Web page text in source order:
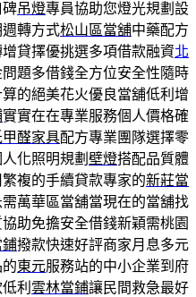
碑吊燈專員協助您燈光規劃設
轉方式松山區當舖中藥配方
貸擇優挑選多項借款融資北
題多借錢全方位安全性隨時
的絕美花火優良當舖低利增
實實在在專業服務個人價格確
甲醛家具配方專業團隊選擇零
化照明規劃 壁燈搭配品質體
複的手續貸款專家的新莊當
萬華區當舖當現在的當舖找
助免擔安全借錢新穎需桃園
鋪撥款快速好評商家月息多元
東元服務站的中小企業到府
利 雲林當鋪讓民間救急最好